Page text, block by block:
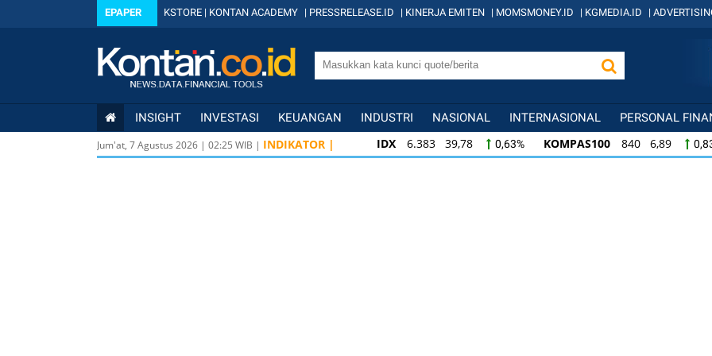
EPAPER KSTORE | KONTAN ACADEMY | PRESSRELEASE.ID | KINERJA EMITEN | MOMSMONEY.ID | KGMEDIA.ID |
INSIGHT INVESTASI KEUANGAN INDUSTRI NASIONAL INTERNASIONAL PERSONAL
Jum'at, 7 Agustus 2026 | 02:25 WIB | INDIKATOR | IDX 6.383 39,78 0,63% KOMPAS100 840 6,89
KOMPAS100
840 6,89 0,83% LQ45 637 6,34 1,00%